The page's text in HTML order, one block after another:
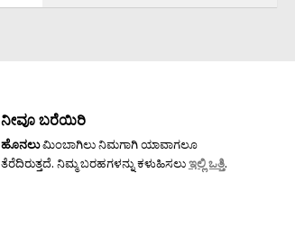
ನೀವೂ ಬರೆಯಿರಿ
ಹೊನಲುಮಿಂಬಾಗಿಲು ನಿಮಗಾಗಿ ಯಾವಾಗಲೂ
ತೆರೆದಿರುತ್ತದೆ. ನಿಮ್ಮ ಬರಹಗಳನ್ನು ಕಳುಹಿಸಲುಇಲ್ಲಿ ಒತ್ತಿ.